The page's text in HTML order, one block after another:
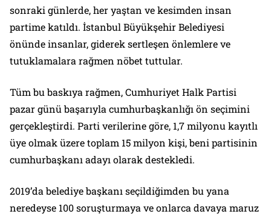
sonraki günlerde, her yaştan ve kesimden insan
partime katıldı. İstanbul Büyükşehir Belediyesi
önünde insanlar, giderek sertleşen önlemlere ve
tutuklamalara rağmen nöbet tuttular.
Tüm bu baskıya rağmen, Cumhuriyet Halk Partisi
pazar günü başarıyla cumhurbaşkanlığı ön seçimini
gerçekleştirdi. Parti verilerine göre, 1,7 milyonu kayıtlı
üye olmak üzere toplam 15 milyon kişi, beni partisinin
cumhurbaşkanı adayı olarak destekledi.
2019’da belediye başkanı seçildiğimden bu yana
neredeyse 100 soruşturmaya ve onlarca davaya maruz